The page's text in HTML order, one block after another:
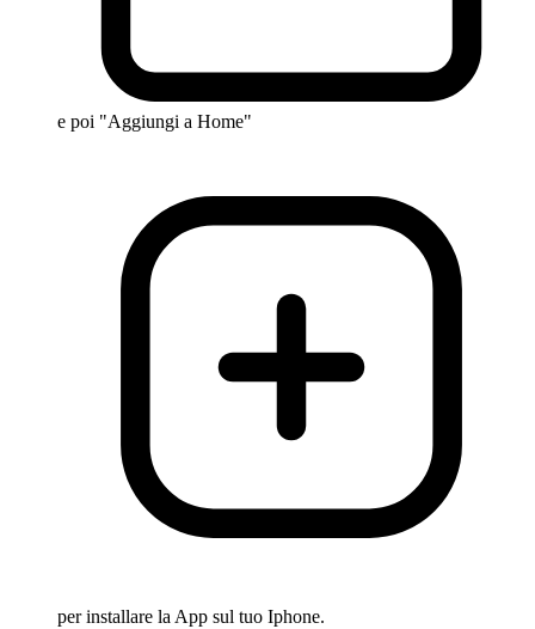
e poi "Aggiungi a Home"
per installare la App sul tuo Iphone.